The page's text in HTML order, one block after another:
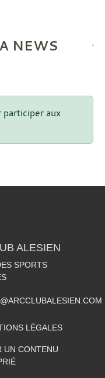
NEWS
participer aux
ALESIEN
SPORTS
LÉGALES
UN CONTENU